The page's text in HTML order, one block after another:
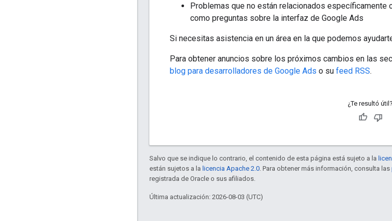
Problemas que no están relacionados específicamente
como preguntas sobre la interfaz de Google Ads
Si necesitas asistencia en un área en la que podemos
Para obtener anuncios sobre los próximos cambios en las
blog para desarrolladores de Google Ads o su feed RSS.
¿Te resultó útil?
Salvo que se indique lo contrario, el contenido de esta página está sujeto a la
están sujetos a la licencia Apache 2.0 . Para obtener más información, consulta las
registrada de Oracle o sus afiliados.
Última actualización: 2026-08-03 (UTC)